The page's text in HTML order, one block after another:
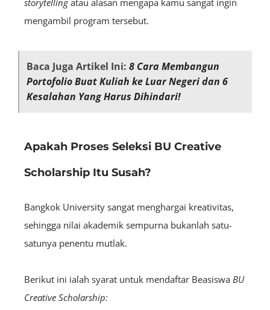
storytellingatau alasan mengapa kamu sangat ingin
mengambil program tersebut.
Baca Juga Artikel Ini: 8 Cara Membangun
Portofolio Buat Kuliah ke Luar Negeri dan 6
Kesalahan Yang Harus Dihindari!
Apakah Proses Seleksi BU Creative
Scholarship Itu Susah?
Bangkok University sangat menghargai kreativitas,
sehingga nilai akademik sempurna bukanlah satu-
satunya penentu mutlak.
Berikut ini ialah syarat untuk mendaftar Beasiswa BU
Creative Scholarship: